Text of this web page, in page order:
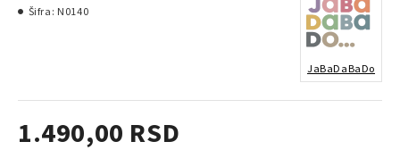
1.490,00 RSD
Šifra: N0140
JaBaDaBaDo